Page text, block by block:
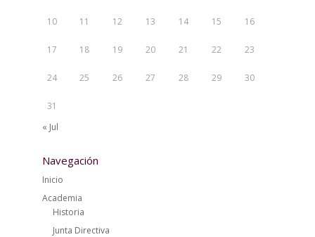
10 11 12 13 14 15 16
17 18 19 20 21 22 23
24 25 26 27 28 29 30
31
« Jul
Navegación
Inicio
Academia
Historia
Junta Directiva